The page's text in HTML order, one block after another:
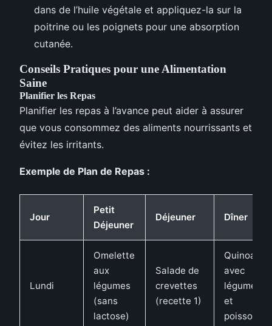
dans de l’huile végétale et appliquez-la sur la
poitrine ou les poignets pour une absorption
cutanée.
Conseils Pratiques pour une Alimentation
Saine
Planifier les Repas
Planifier les repas à l’avance peut aider à assurer
que vous consommez des aliments nourrissants et
évitez les irritants.
Exemple de Plan de Repas :
Jour
Petit
Déjeuner
Déjeuner Dîner
Lundi
Omelette
aux
légumes
(sans
lactose)
Salade de
crevettes
(recette 1)
Quinoa
avec
légumes
et
poisson